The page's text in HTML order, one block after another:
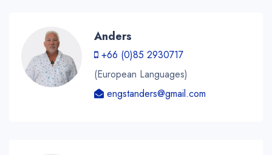
Anders
+66 (0)85 2930717
(European Languages)
engstanders@gmail.com